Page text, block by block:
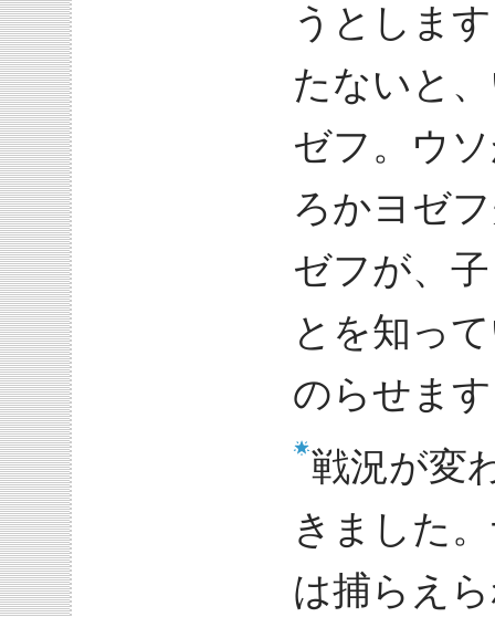
うとしま
たないと
ゼフ。ウ
ろかヨゼ
ゼフが、
とを知っ
のらせま
戦況が変
きました
は捕らえ